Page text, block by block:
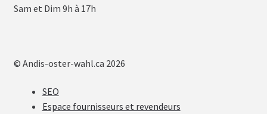
Sam et Dim 9h à 17h
© Andis-oster-wahl.ca 2026
SEO
Espace fournisseurs et revendeurs